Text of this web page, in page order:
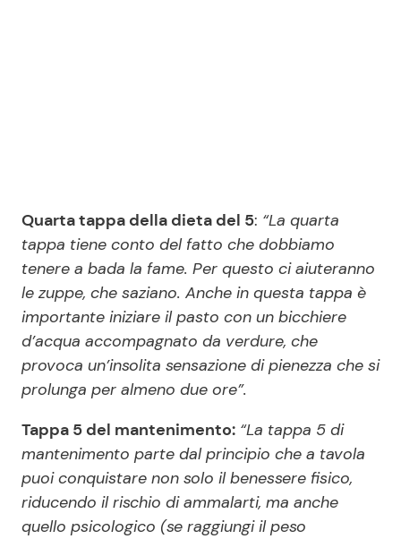
Quarta tappa della dieta del 5: “La quarta
tappa tiene conto del fatto che dobbiamo
tenere a bada la fame. Per questo ci aiuteranno
le zuppe, che saziano. Anche in questa tappa è
importante iniziare il pasto con un bicchiere
d’acqua accompagnato da verdure, che
provoca un’insolita sensazione di pienezza che si
prolunga per almeno due ore”.
Tappa 5 del mantenimento: “La tappa 5 di
mantenimento parte dal principio che a tavola
puoi conquistare non solo il benessere fisico,
riducendo il rischio di ammalarti, ma anche
quello psicologico (se raggiungi il peso